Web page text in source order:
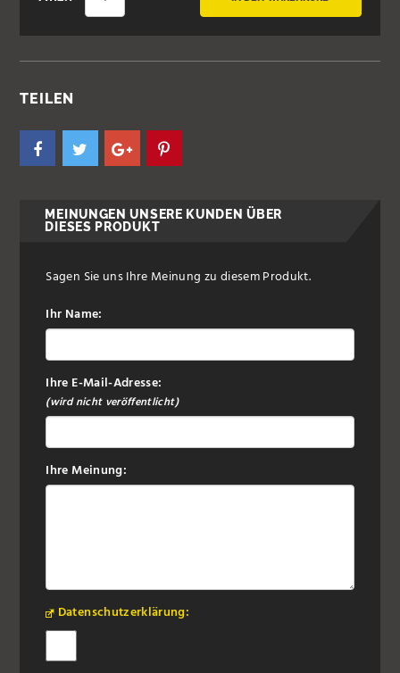
TEILEN
MEINUNGEN UNSERE KUNDEN ÜBER
DIESES PRODUKT
Sagen Sie uns Ihre Meinung zu diesem Produkt.
Ihr Name:
Ihre E-Mail-Adresse:
(wird nicht veröffentlicht)
Ihre Meinung:
Datenschutzerklärung: